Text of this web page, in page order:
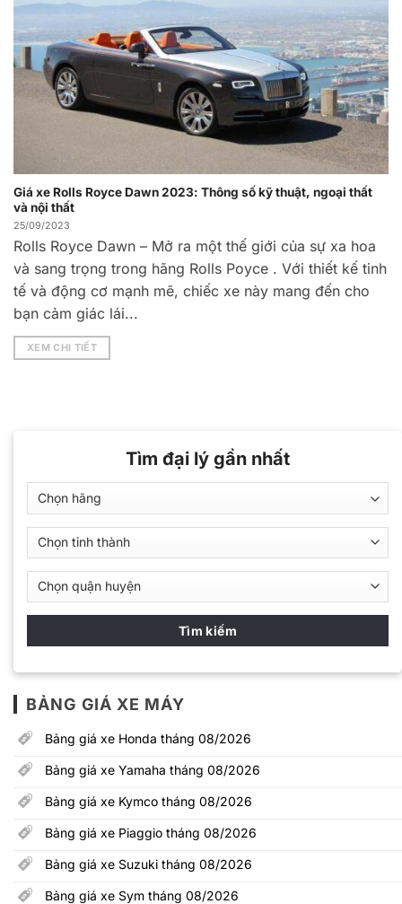
Giá xe Rolls Royce Dawn 2023: Thông số kỹ thuật, ngoại thất
và nội thất
25/09/2023
Rolls Royce Dawn – Mở ra một thế giới của sự xa hoa
và sang trọng trong hãng Rolls Poyce . Với thiết kế tinh
tế và động cơ mạnh mẽ, chiếc xe này mang đến cho
bạn cảm giác lái...
XEM CHI TIẾT
Tìm đại lý gần nhất
BẢNG GIÁ XE MÁY
Bảng giá xe Honda tháng 08/2026
Bảng giá xe Yamaha tháng 08/2026
Bảng giá xe Kymco tháng 08/2026
Bảng giá xe Piaggio tháng 08/2026
Bảng giá xe Suzuki tháng 08/2026
Bảng giá xe Sym tháng 08/2026